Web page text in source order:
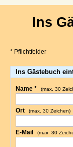
Ins
* Pflichtfelder
Ins Gästebuch
Name * (max. 30
Ort (max. 30 Zeichen)
E-Mail (max. 30